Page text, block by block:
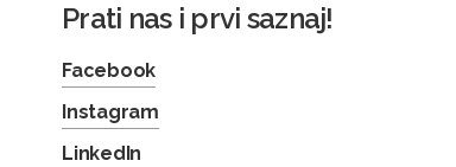
Prati nas i prvi saznaj!
Facebook
Instagram
LinkedIn